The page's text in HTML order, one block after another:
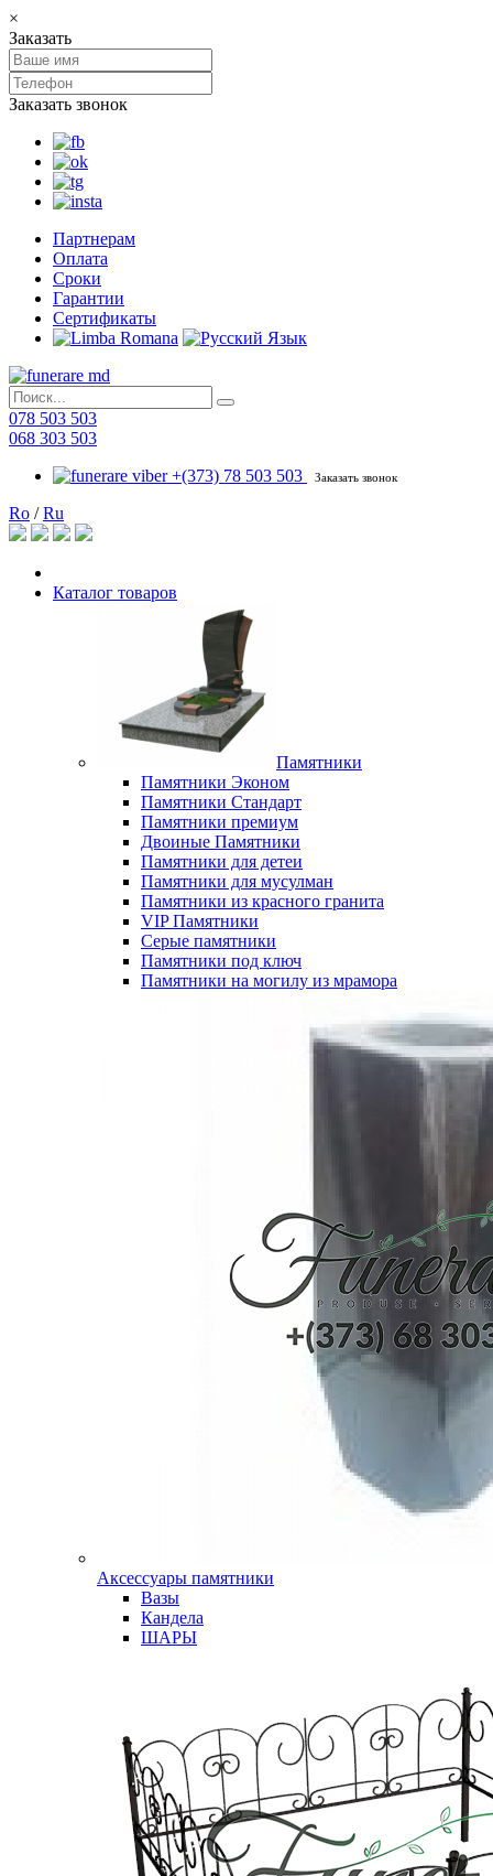
×
Заказать
Заказать звонок
Партнерам
Оплата
Сроки
Гарантии
Сертификаты
078 503 503
068 303 503
+(373) 78 503 503
Заказать звонок
Ro /Ru
Каталог товаров
Памятники
Памятники Эконом
Памятники Стандарт
Памятники премиум
Двоиные Памятники
Памятники для детеи
Памятники для мусулман
Памятники из красного гранита
VIP Памятники
Серые памятники
Памятники под ключ
Памятники на могилу из мрамора
Аксессуары памятники
Вазы
Кандела
ШАРЫ